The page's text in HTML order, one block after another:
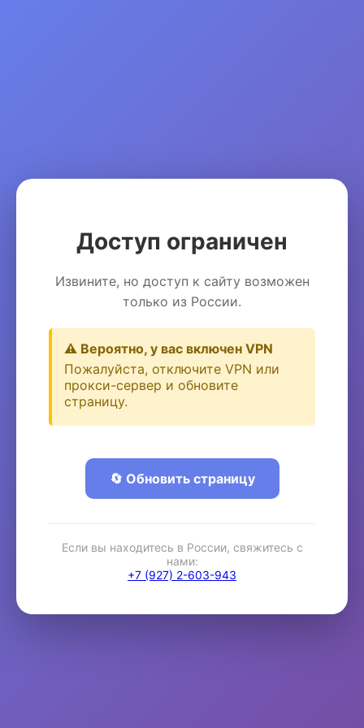
Доступ ограничен
Извините, но доступ к сайту возможен
только из России.
⚠️ Вероятно, у вас включен VPN
Пожалуйста, отключите VPN или
прокси-сервер и обновите
страницу.
🔄 Обновить страницу
Если вы находитесь в России, свяжитесь с
нами:
+7 (927) 2-603-943